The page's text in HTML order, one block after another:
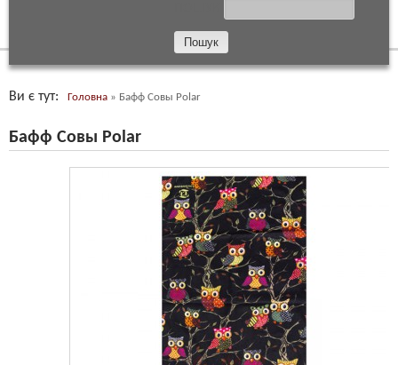
Ви є тут Головна » Бафф Совы Polar
Бафф Совы Polar